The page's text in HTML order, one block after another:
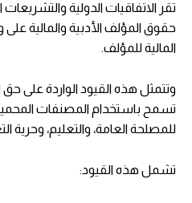
تقر الاتفاقيات الدولية
حقوق المؤلف الأدبية والمالية
المالية للمؤلف.
وتتمثل هذه القيود الواردة على
تسمح باستخدام المصنفات
للمصلحة العامة، والتعليم، وحرية
تشمل هذه القيود: